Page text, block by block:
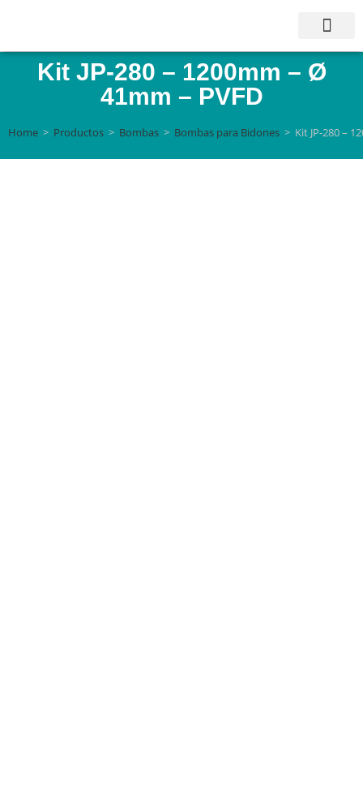
Kit JP-280 – 1200mm – Ø
41mm – PVFD
Home > Productos > Bombas > Bombas para Bidones > Kit JP-280 –